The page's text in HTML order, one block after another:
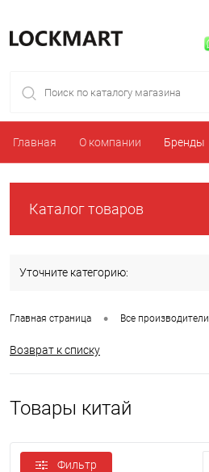
Главная О компании Бренды
Каталог товаров
Уточните категорию:
Главная страница • Все производители
Возврат к списку
Товары китай
Фильтр